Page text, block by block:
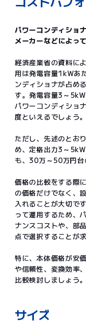
パワーコンディショ
メーカーなどによっ
経済産業省の資料に
用は発電容量1kWあ
ンディショナが占め
す。発電容量3～5kW
パワーコンディショ
度といえるでしょう。
ただし、先述のとお
め、定格出力3～
も、30万～50万円台
価格の比較をする際
の価格だけでなく、
入れることが大切で
って運用するため、
ナンスコストや、部
点で選択することが
特に、本体価格が安
や信頼性、変換効率
比較検討しましょう。
サイズ